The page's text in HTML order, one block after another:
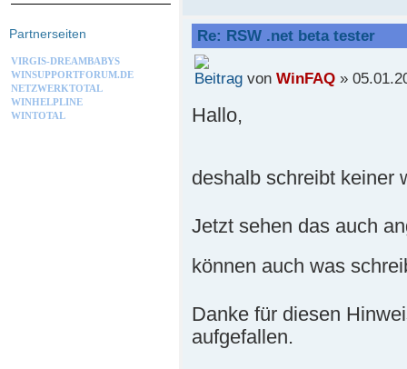
Re: RSW .net beta tester
von WinFAQ»
Hallo,
deshalb schreibt keiner
Jetzt sehen das auch
können auch was
Danke für diesen
aufgefallen.
Partnerseiten
VIRGIS-DREAMBABYS
WINSUPPORTFORUM.DE
NETZWERKTOTAL
WINHELPLINE
WINTOTAL